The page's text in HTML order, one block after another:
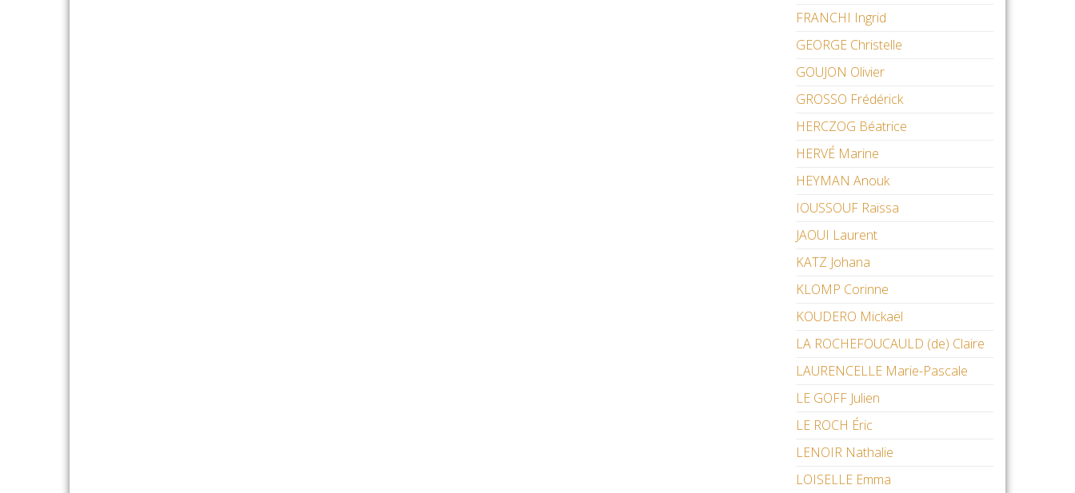
FRANCHI Ingrid
GEORGE Christelle
GOUJON Olivier
GROSSO Frédérick
HERCZOG Béatrice
HERVÉ Marine
HEYMAN Anouk
IOUSSOUF Raïssa
JAOUI Laurent
KATZ Johana
KLOMP Corinne
KOUDERO Mickaël
LA ROCHEFOUCAULD (de) Claire
LAURENCELLE Marie-Pascale
LE GOFF Julien
LE ROCH Éric
LENOIR Nathalie
LOISELLE Emma